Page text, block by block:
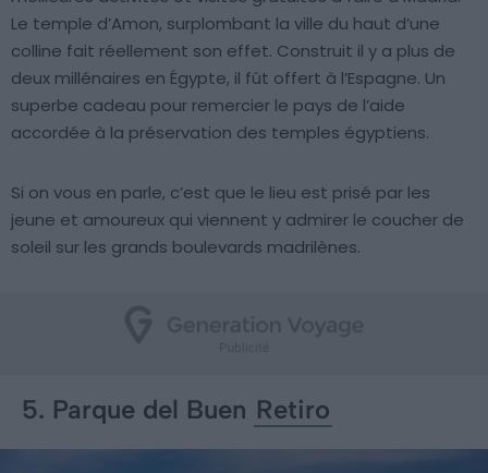
Le temple d’Amon, surplombant la ville du haut d’une
colline fait réellement son effet. Construit il y a plus de
deux millénaires en Égypte, il fût offert à l’Espagne. Un
superbe cadeau pour remercier le pays de l’aide
accordée à la préservation des temples égyptiens.
Si on vous en parle, c’est que le lieu est prisé par les
jeune et amoureux qui viennent y admirer le coucher de
soleil sur les grands boulevards madrilènes.
5. Parque del Buen Retiro